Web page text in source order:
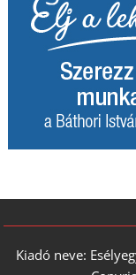
Kiadó neve: